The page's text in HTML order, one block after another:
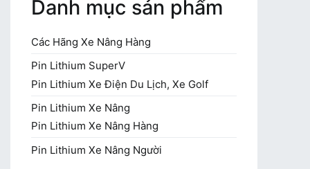
Danh mục sản phẩm
Các Hãng Xe Nâng Hàng
Pin Lithium SuperV
Pin Lithium Xe Điện Du Lịch, Xe Golf
Pin Lithium Xe Nâng
Pin Lithium Xe Nâng Hàng
Pin Lithium Xe Nâng Người